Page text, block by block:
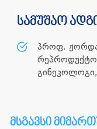
სამუშაო
პროფ.
მსგავსი